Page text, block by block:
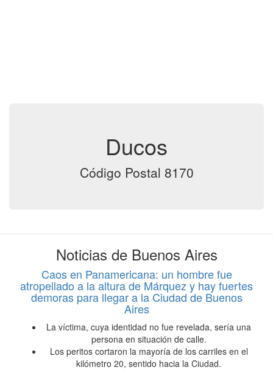
Ducos
Código Postal 8170
Noticias de Buenos Aires
Caos en Panamericana: un hombre fue
atropellado a la altura de Márquez y hay fuertes
demoras para llegar a la Ciudad de Buenos
Aires
La víctima, cuya identidad no fue revelada, sería una
persona en situación de calle.
Los peritos cortaron la mayoría de los carriles en el
kilómetro 20, sentido hacia la Ciudad.